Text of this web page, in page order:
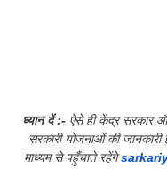
ध्यान दें :- ऐसे ही केंद्र सरकार
सरकारी योजनाओं की
माध्यम से पहुँचाते रहेंगे